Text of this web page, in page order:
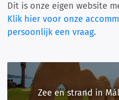
Dit is onze eigen website
Klik hier voor onze
persoonlijk een vraag.
Zee en strand in